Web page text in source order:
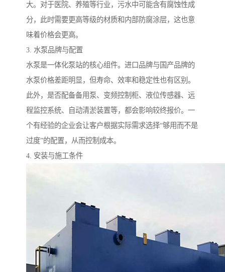
大。对于医院、养殖等行业，污水中可能含有腐蚀性成
分，此时需要更高等级的材质和内部防腐涂层，这也意
味着价格会更高。
3. 水泵品牌与配置
水泵是一体化泵站的核心组件。进口品牌与国产品牌的
水泵价格差距明显，但寿命、效率和稳定性也有区别。
此外，是否配备备用泵、变频控制柜、液位传感器、远
程监控系统、自动清淤装置等，都会影响较终报价。一
个有经验的企业会让客户根据实际需求选择“够用而不是
过度”的配置，从而控制成本。
4. 安装与施工条件